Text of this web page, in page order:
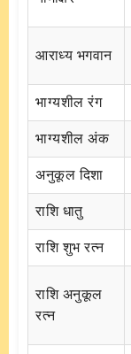
आराध्य भगवान
भाग्यशील रंग
भाग्यशील अंक
अनुकूल दिशा
राशि धातु
राशि शुभ रत्न
राशि अनुकूल
रत्न